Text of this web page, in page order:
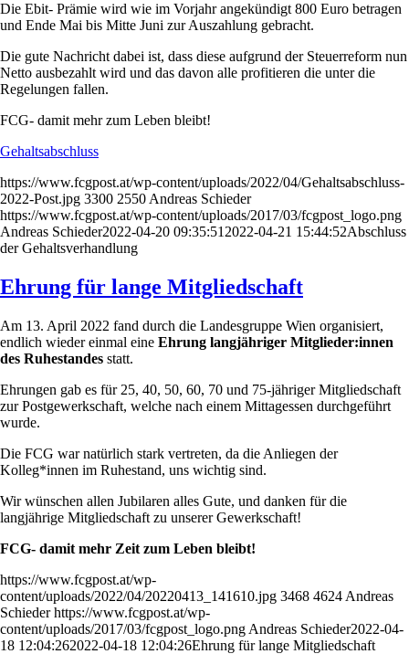
Die Ebit- Prämie wird wie im Vorjahr angekündigt 800 Euro betragen
und Ende Mai bis Mitte Juni zur Auszahlung gebracht.
Die gute Nachricht dabei ist, dass diese aufgrund der Steuerreform nun
Netto ausbezahlt wird und das davon alle profitieren die unter die
Regelungen fallen.
FCG- damit mehr zum Leben bleibt!
Gehaltsabschluss
https://www.fcgpost.at/wp-content/uploads/2022/04/Gehaltsabschluss-
2022-Post.jpg 3300 2550 Andreas Schieder
https://www.fcgpost.at/wp-content/uploads/2017/03/fcgpost_logo.png
Andreas Schieder2022-04-20 09:35:51 2022-04-21 15:44:52Abschluss
der Gehaltsverhandlung
Ehrung für lange Mitgliedschaft
Am 13. April 2022 fand durch die Landesgruppe Wien organisiert,
endlich wieder einmal eine Ehrung langjähriger Mitglieder:innen
des Ruhestandes statt.
Ehrungen gab es für 25, 40, 50, 60, 70 und 75-jähriger Mitgliedschaft
zur Postgewerkschaft, welche nach einem Mittagessen durchgeführt
wurde.
Die FCG war natürlich stark vertreten, da die Anliegen der
Kolleg*innen im Ruhestand, uns wichtig sind.
Wir wünschen allen Jubilaren alles Gute, und danken für die
langjährige Mitgliedschaft zu unserer Gewerkschaft!
FCG- damit mehr Zeit zum Leben bleibt!
https://www.fcgpost.at/wp-
content/uploads/2022/04/20220413_141610.jpg 3468 4624 Andreas
Schieder https://www.fcgpost.at/wp-
content/uploads/2017/03/fcgpost_logo.png Andreas Schieder2022-04-
18 12:04:262022-04-18 12:04:26Ehrung für lange Mitgliedschaft